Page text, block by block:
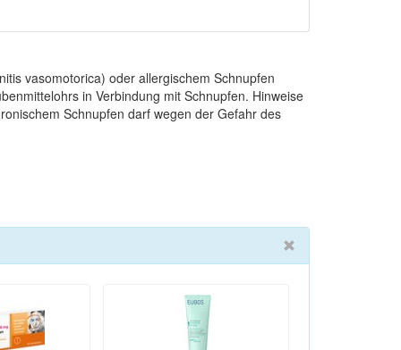
vasomotorica) oder allergischem Schnupfen
in Verbindung mit Schnupfen. Hinweise
Schnupfen darf wegen der Gefahr des